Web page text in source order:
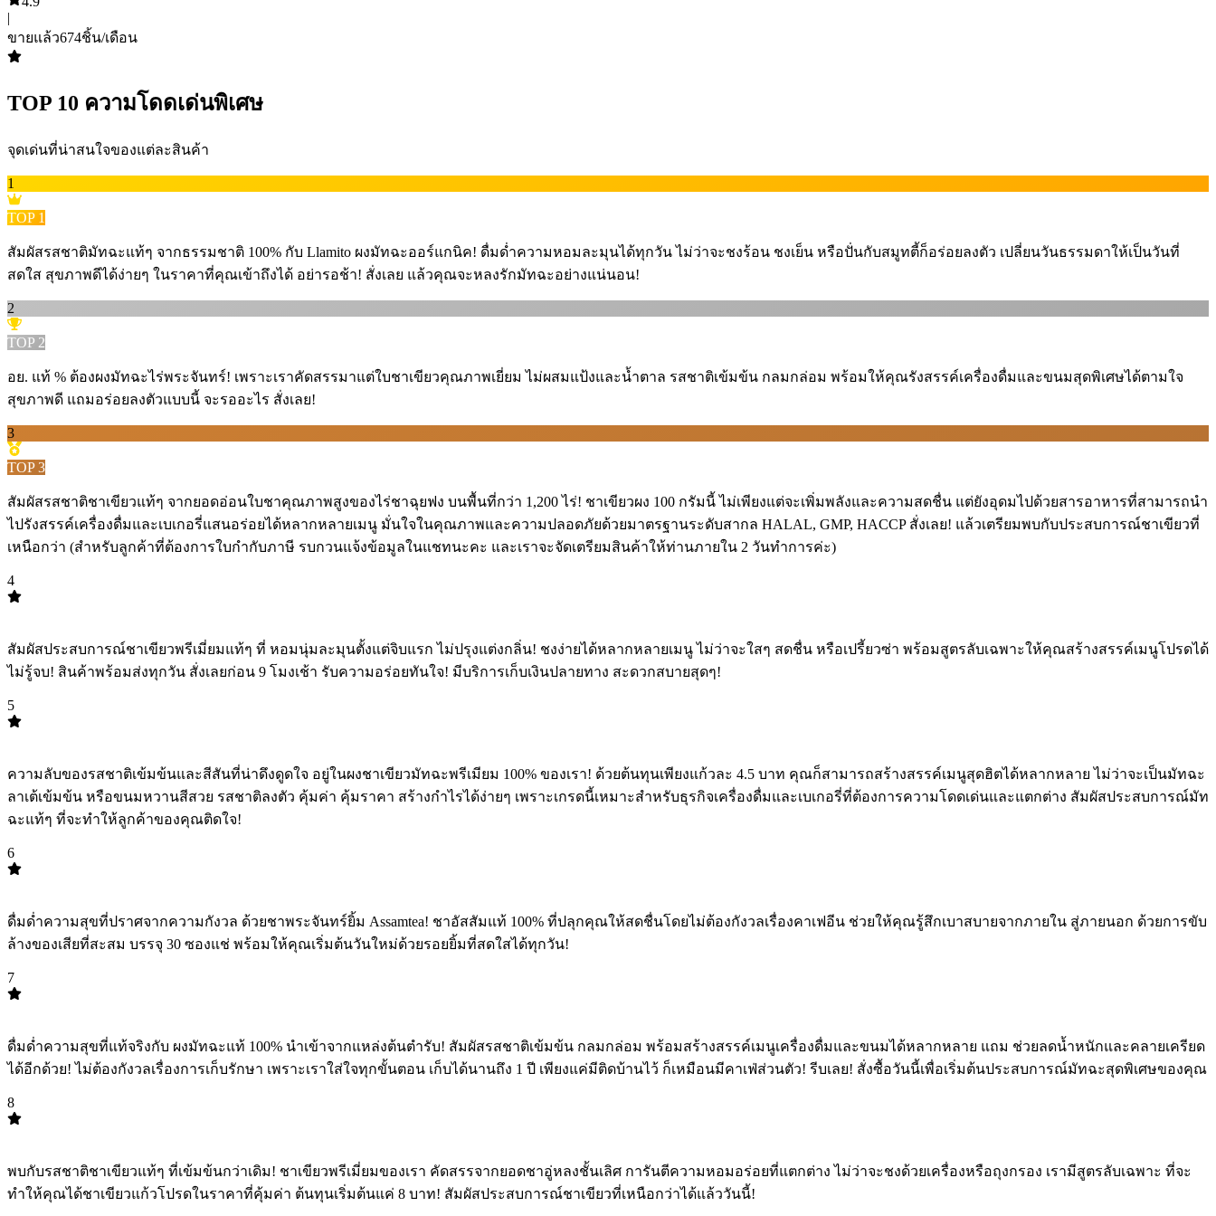
|
ขายแล้ว674ชิ้น/เดือน
TOP 10 ความโดดเด่นพิเศษ
จุดเด่นที่น่าสนใจของแต่ละสินค้า
1
TOP 1
สัมผัสรสชาติมัทฉะแท้ๆ จากธรรมชาติ 100% กับ Llamito ผงมัทฉะออร์แกนิค! ดื่มด่ำความหอมละมุนได้ทุกวัน ไม่ว่าจะชงร้อน ชงเย็น หรือปั่นกับสมูทตี้ก็อร่อยลงตัว เปลี่ยนวันธรรมดาให้เป็นวันที่
สดใส สุขภาพดีได้ง่ายๆ ในราคาที่คุณเข้าถึงได้ อย่ารอช้า! สั่งเลย แล้วคุณจะหลงรักมัทฉะอย่างแน่นอน!
2
TOP 2
อย. แท้ % ต้องผงมัทฉะไร่พระจันทร์! เพราะเราคัดสรรมาแต่ใบชาเขียวคุณภาพเยี่ยม ไม่ผสมแป้งและน้ำตาล รสชาติเข้มข้น กลมกล่อม พร้อมให้คุณรังสรรค์เครื่องดื่มและขนมสุดพิเศษได้ตามใจ
สุขภาพดี แถมอร่อยลงตัวแบบนี้ จะรออะไร สั่งเลย!
3
TOP3
สัมผัสรสชาติชาเขียวแท้ๆ จากยอดอ่อนใบชาคุณภาพสูงของไร่ชาฉุยฟง บนพื้นที่กว่า 1,200 ไร่! ชาเขียวผง 100 กรัมนี้ ไม่เพียงแต่จะเพิ่มพลังและความสดชื่น แต่ยังอุดมไปด้วยสารอาหารที่สามารถนำ
ไปรังสรรค์เครื่องดื่มและเบเกอรี่แสนอร่อยได้หลากหลายเมนู มั่นใจในคุณภาพและความปลอดภัยด้วยมาตรฐานระดับสากล HALAL, GMP, HACCP สั่งเลย! แล้วเตรียมพบกับประสบการณ์ชาเขียวที่
เหนือกว่า (สำหรับลูกค้าที่ต้องการใบกำกับภาษี รบกวนแจ้งข้อมูลในแชทนะคะ และเราจะจัดเตรียมสินค้าให้ท่านภายใน 2 วันทำการค่ะ)
4
สัมผัสประสบการณ์ชาเขียวพรีเมี่ยมแท้ๆ ที่ หอมนุ่มละมุนตั้งแต่จิบแรก ไม่ปรุงแต่งกลิ่น! ชงง่ายได้หลากหลายเมนู ไม่ว่าจะใสๆ สดชื่น หรือเปรี้ยวซ่า พร้อมสูตรลับเฉพาะให้คุณสร้างสรรค์เมนูโปรดได้
ไม่รู้จบ! สินค้าพร้อมส่งทุกวัน สั่งเลยก่อน 9 โมงเช้า รับความอร่อยทันใจ! มีบริการเก็บเงินปลายทาง สะดวกสบายสุดๆ!
5
ความลับของรสชาติเข้มข้นและสีสันที่น่าดึงดูดใจ อยู่ในผงชาเขียวมัทฉะพรีเมียม 100% ของเรา! ด้วยต้นทุนเพียงแก้วละ 4.5 บาท คุณก็สามารถสร้างสรรค์เมนูสุดฮิตได้หลากหลาย ไม่ว่าจะเป็นมัทฉะ
ลาเต้เข้มข้น หรือขนมหวานสีสวย รสชาติลงตัว คุ้มค่า คุ้มราคา สร้างกำไรได้ง่ายๆ เพราะเกรดนี้เหมาะสำหรับธุรกิจเครื่องดื่มและเบเกอรี่ที่ต้องการความโดดเด่นและแตกต่าง สัมผัสประสบการณ์มัท
ฉะแท้ๆ ที่จะทำให้ลูกค้าของคุณติดใจ!
6
ดื่มด่ำความสุขที่ปราศจากความกังวล ด้วยชาพระจันทร์ยิ้ม Assamtea! ชาอัสสัมแท้ 100% ที่ปลุกคุณให้สดชื่นโดยไม่ต้องกังวลเรื่องคาเฟอีน ช่วยให้คุณรู้สึกเบาสบายจากภายใน สู่ภายนอก ด้วยการขับ
ล้างของเสียที่สะสม บรรจุ 30 ซองแช่ พร้อมให้คุณเริ่มต้นวันใหม่ด้วยรอยยิ้มที่สดใสได้ทุกวัน!
7
ดื่มด่ำความสุขที่แท้จริงกับ ผงมัทฉะแท้ 100% นำเข้าจากแหล่งต้นตำรับ! สัมผัสรสชาติเข้มข้น กลมกล่อม พร้อมสร้างสรรค์เมนูเครื่องดื่มและขนมได้หลากหลาย แถม ช่วยลดน้ำหนักและคลายเครียด
ได้อีกด้วย! ไม่ต้องกังวลเรื่องการเก็บรักษา เพราะเราใส่ใจทุกขั้นตอน เก็บได้นานถึง 1 ปี เพียงแค่มีติดบ้านไว้ ก็เหมือนมีคาเฟ่ส่วนตัว! รีบเลย! สั่งซื้อวันนี้เพื่อเริ่มต้นประสบการณ์มัทฉะสุดพิเศษของคุณ
8
พบกับรสชาติชาเขียวแท้ๆ ที่เข้มข้นกว่าเดิม! ชาเขียวพรีเมี่ยมของเรา คัดสรรจากยอดชาอู่หลงชั้นเลิศ การันตีความหอมอร่อยที่แตกต่าง ไม่ว่าจะชงด้วยเครื่องหรือถุงกรอง เรามีสูตรลับเฉพาะ ที่จะ
ทำให้คุณได้ชาเขียวแก้วโปรดในราคาที่คุ้มค่า ต้นทุนเริ่มต้นแค่ 8 บาท! สัมผัสประสบการณ์ชาเขียวที่เหนือกว่าได้แล้ววันนี้!